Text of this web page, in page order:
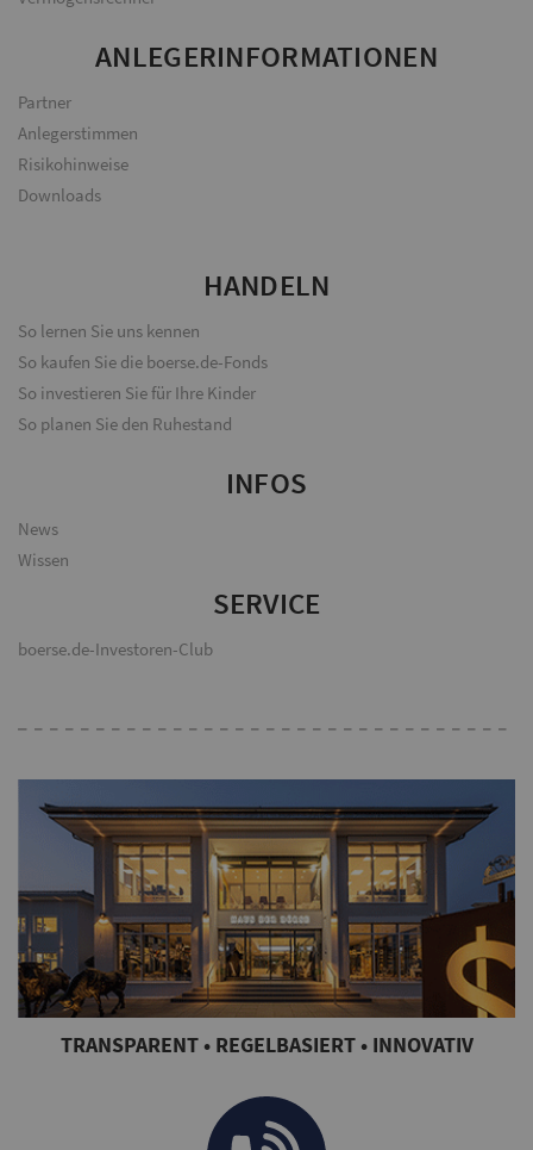
ANLEGERINFORMATIONEN
Partner
Anlegerstimmen
Risikohinweise
Downloads
HANDELN
So lernen Sie uns kennen
So kaufen Sie die boerse.de-Fonds
So investieren Sie für Ihre Kinder
So planen Sie den Ruhestand
INFOS
News
Wissen
SERVICE
boerse.de-Investoren-Club
TRANSPARENT • REGELBASIERT • INNOVATIV